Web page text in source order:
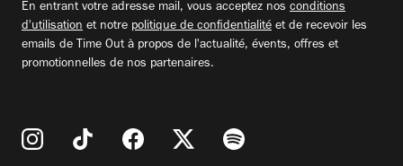
En entrant votre adresse mail, vous acceptez nos conditions
d'utilisation et notre politique de confidentialité et de recevoir les
emails de Time Out à propos de l'actualité, évents, offres et
promotionnelles de nos partenaires.